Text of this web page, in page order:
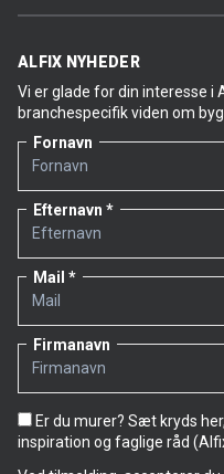
ALFIX NYHEDER
Vi er glade for din interesse i
branchespecifik viden om
Fornavn
Efternavn
Mail
Firmanavn
Er du murer? Sæt kryds
inspiration og faglige råd